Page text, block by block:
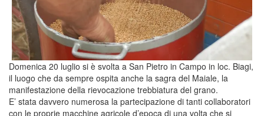
Domenica 20 luglio si è svolta a San Pietro in Campo in loc. Biagi,
il luogo che da sempre ospita anche la sagra del Maiale, la
manifestazione della rievocazione trebbiatura del grano.
E’ stata davvero numerosa la partecipazione di tanti collaboratori
con le proprie macchine agricole d’epoca di una volta che si